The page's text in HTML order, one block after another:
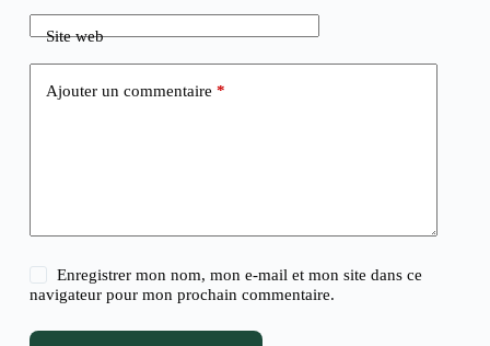
Site web
Ajouter un commentaire *
Enregistrer mon nom, mon e-mail et mon site dans ce
navigateur pour mon prochain commentaire.